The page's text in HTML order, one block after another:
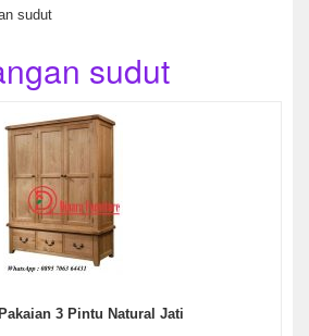
sudut
sudut
3 Pintu Natural Jati